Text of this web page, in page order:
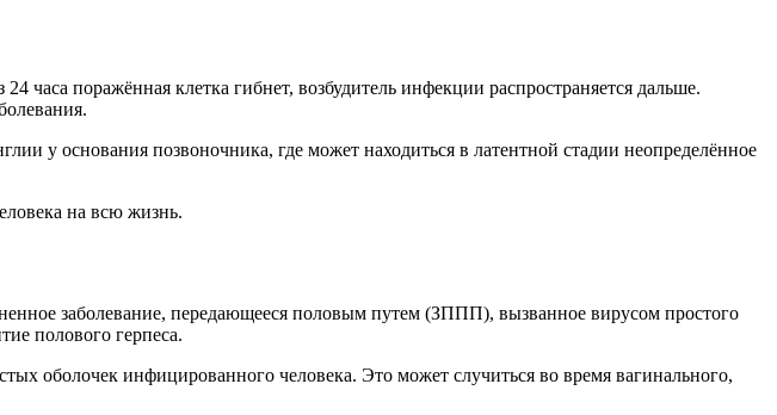
часа поражённая клетка гибнет, возбудитель инфекции распространяется дальше.
у основания позвоночника, где может находиться в латентной стадии неопределённое
на всю жизнь.
заболевание, передающееся половым путем (ЗППП), вызванное вирусом простого
полового герпеса.
оболочек инфицированного человека. Это может случиться во время вагинального,